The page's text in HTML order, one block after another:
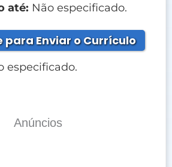
até: Não especificado.
para Enviar o Currículo
especificado.
Anúncios